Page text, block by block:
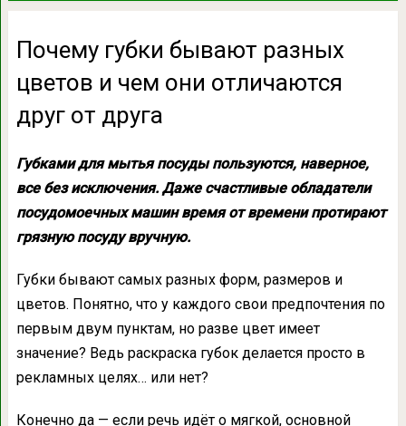
Почему губки бывают разных
цветов и чем они отличаются
друг от друга
Губками для мытья посуды пользуются, наверное,
все без исключения. Даже счастливые обладатели
посудомоечных машин время от времени протирают
грязную посуду вручную.
Губки бывают самых разных форм, размеров и
цветов. Понятно, что у каждого свои предпочтения по
первым двум пунктам, но разве цвет имеет
значение? Ведь раскраска губок делается просто в
рекламных целях… или нет?
Конечно да — если речь идёт о мягкой, основной